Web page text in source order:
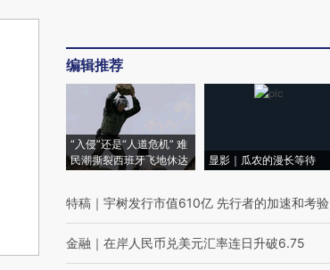
编辑推荐
“入侵”还是“人道危机” 难
民潮撕裂西班牙飞地休达
显影｜瓜农的漫长等待
特稿 ｜ 宇树发行市值610亿 先行者的加速和考验
金融 ｜ 在岸人民币兑美元汇率连日升破6.75